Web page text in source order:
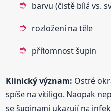
barvu (čistě bílá vs.
rozložení na těle
přítomnost šupin
Klinický význam: Ostré
spíše na vitiligo. Naopak
se šupinami ukazují na